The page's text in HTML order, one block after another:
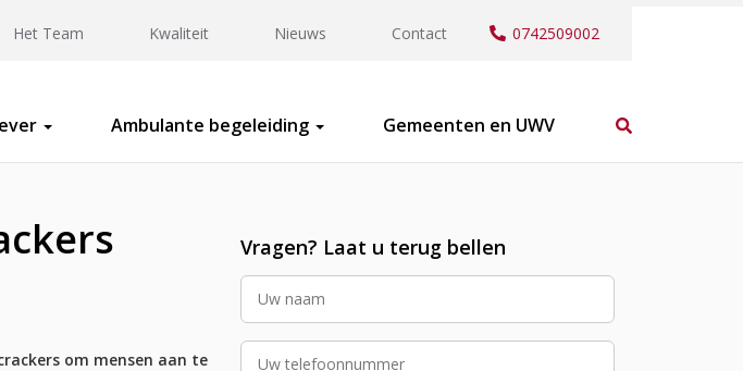
Het Team Kwaliteit Nieuws Contact 0742509002
Ambulante begeleiding Gemeenten en UWV
om mensen aan te
Vragen? Laat u terug bellen